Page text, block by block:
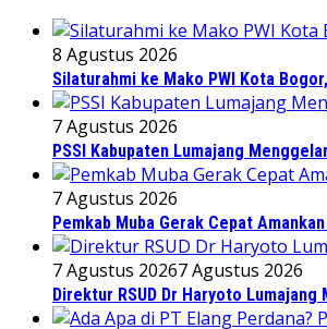
8 Agustus 2026
Silaturahmi ke Mako PWI Kota
7 Agustus 2026
PSSI Kabupaten Lumajang
7 Agustus 2026
Pemkab Muba Gerak Cepat
7 Agustus 20267 Agustus 2026
Direktur RSUD Dr Haryoto